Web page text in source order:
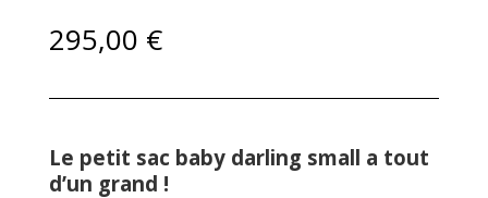
295,00 €
Le petit sac baby darling small a tout
d’un grand !